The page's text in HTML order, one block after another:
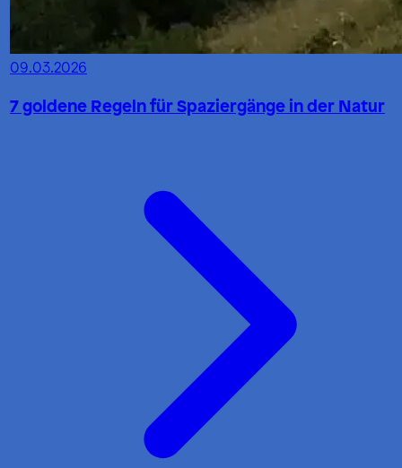
09.03.2026
7 goldene Regeln für Spaziergänge in der Natur